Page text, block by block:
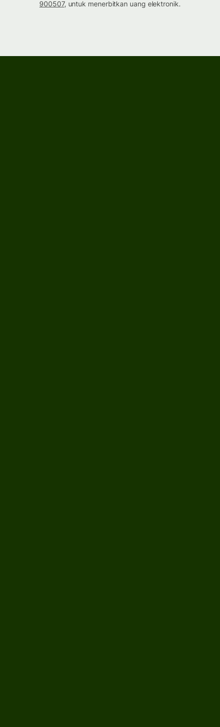
900507, untuk menerbitkan uang elektronik.